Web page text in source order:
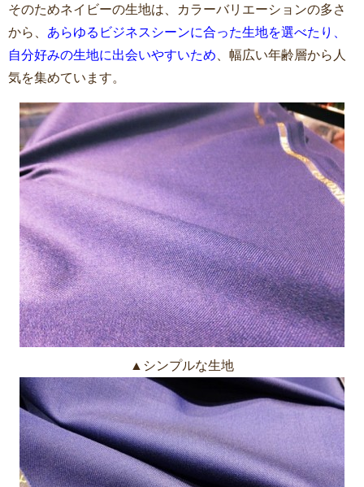
そのためネイビーの生地は、カラーバリエーションの多さ
から、 あらゆるビジネスシーンに合った生地を選べたり、
自分好みの生地に出会いやすいため 、幅広い年齢層から人
気を集めています。
▲シンプルな生地